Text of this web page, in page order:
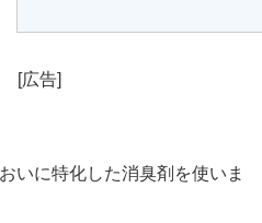
[広告]
いに特化した消臭剤を使いま